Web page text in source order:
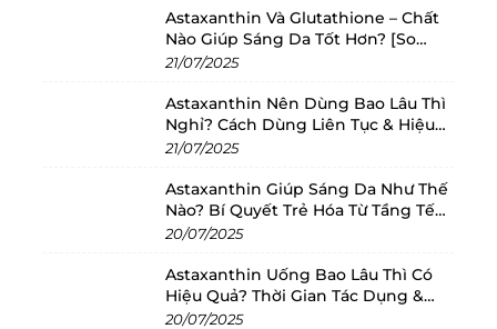
Astaxanthin Và Glutathione – Chất
Nào Giúp Sáng Da Tốt Hơn? [So
Sánh 2025]
21/07/2025
Astaxanthin Nên Dùng Bao Lâu Thì
Nghỉ? Cách Dùng Liên Tục & Hiệu
Quả Nhất
21/07/2025
Astaxanthin Giúp Sáng Da Như Thế
Nào? Bí Quyết Trẻ Hóa Từ Tầng Tế
Bào
20/07/2025
Astaxanthin Uống Bao Lâu Thì Có
Hiệu Quả? Thời Gian Tác Dụng &
Cách Dùng Tối Ưu
20/07/2025